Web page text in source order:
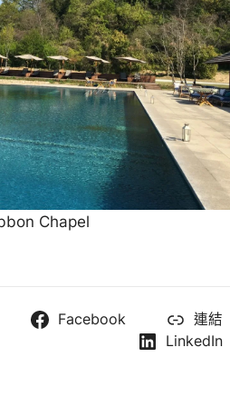
Chapel
Facebook
連結
LinkedIn